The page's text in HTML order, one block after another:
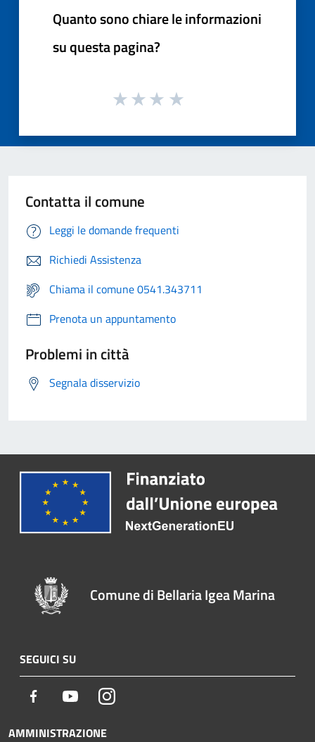
Quanto sono chiare le informazioni
su questa pagina?
Contatta il comune
Leggi le domande frequenti
Richiedi Assistenza
Chiama il comune 0541.343711
Prenota un appuntamento
Problemi in città
Segnala disservizio
Comune di Bellaria Igea Marina
SEGUICI SU
Facebook YoutubeInstagram
AMMINISTRAZIONE